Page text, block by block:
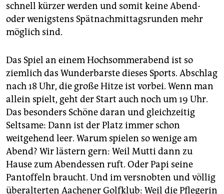
schnell kürzer werden und somit keine Abend-
oder wenigstens Spätnachmittagsrunden mehr
möglich sind.
Das Spiel an einem Hochsommerabend ist so
ziemlich das Wunderbarste dieses Sports. Abschlag
nach 18 Uhr, die große Hitze ist vorbei. Wenn man
allein spielt, geht der Start auch noch um 19 Uhr.
Das besonders Schöne daran und gleichzeitig
Seltsame: Dann ist der Platz immer schon
weitgehend leer. Warum spielen so wenige am
Abend? Wir lästern gern: Weil Mutti dann zu
Hause zum Abendessen ruft. Oder Papi seine
Pantoffeln braucht. Und im versnobten und völlig
überalterten Aachener Golfklub: Weil die Pflegerin